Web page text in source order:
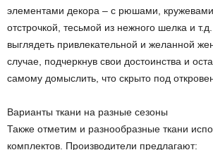
элементами декора – с рюшами,
отстрочкой, тесьмой из нежного шелка и
выглядеть привлекательной и желанной
случае, подчеркнув свои достоинства и
самому домыслить, что скрыто под
Варианты ткани на разные сезоны
Также отметим и разнообразные ткани
комплектов. Производители предлагают: